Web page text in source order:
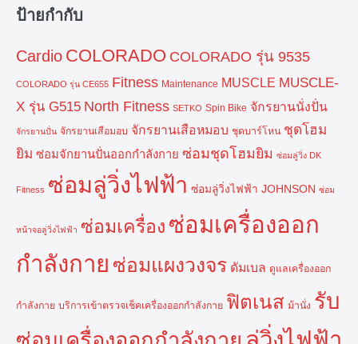
ป้ายกำกับ
Cardio COLORADO COLORADO รุ่น 9535
COLORADO รุ่น CE655 Fitness Maintenance MUSCLE MUSCLE-
X รุ่น G515 North Fitness SETKO Spin Bike จักรยานนั่งปั่น
จักรยานปั่น จักรยานเสือมอบ จักรยานเสือหมอบ ชุดบาร์โหน ชุดโฮม
ยิม ซ่อมจักยานปั่นออกกำลังกาย ซ่อมชุดโฮมยิม ซ่อมลู่วิ่ง DK
Fitness ซ่อมลู่วิ่งไฟฟ้า ซ่อมลู่วิ่งไฟฟ้า JOHNSON ซ่อม
หน้าจอลู่วิ่งไฟฟ้า ซ่อมเครื่อง ซ่อมเครื่องออก
กำลังกาย ซ่อมแผงวงจร ดัมเบล ดูแลเครื่องออก
กำลังกาย บริการเข้าตรวจเช็คเครื่องออกกำลังกาย ฟิตเนส ม้านั่ง รับ